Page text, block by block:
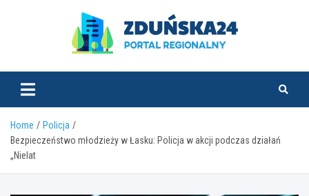
zdunska24.pl
Home
Policja
Bezpieczeństwo młodzieży w Łasku: Policja w akcji podczas działań
„Nielat